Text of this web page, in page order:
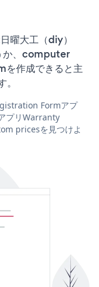
曜大工（diy）
か、computer
作成できると主
Formアプ
プリWarranty
pricesを見つけよ